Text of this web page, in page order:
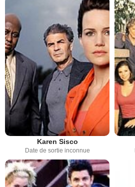
Karen Sisco
Date de sortie inconnue